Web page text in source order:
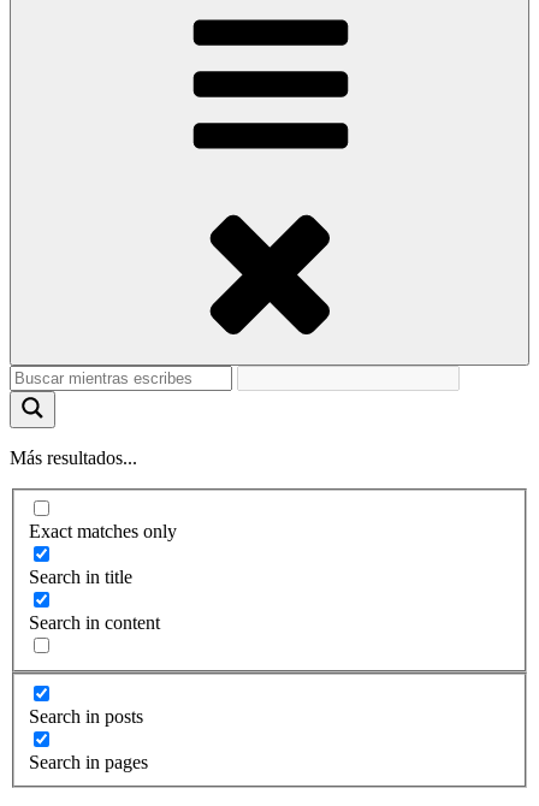
Más resultados...
Exact matches only
Search in title
Search in content
Search in posts
Search in pages